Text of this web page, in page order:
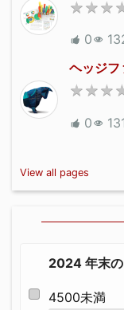
0
ヘッジフ
0
View all pages
2024 年末
4500未満